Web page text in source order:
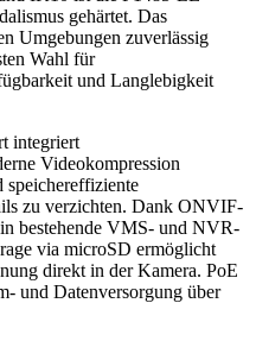
gehärtet. Das
Umgebungen zuverlässig
Wahl für
und Langlebigkeit
integriert
Videokompression
zu verzichten. Dank ONVIF-
bestehende VMS- und NVR-
via microSD ermöglicht
direkt in der Kamera. PoE
und Datenversorgung über